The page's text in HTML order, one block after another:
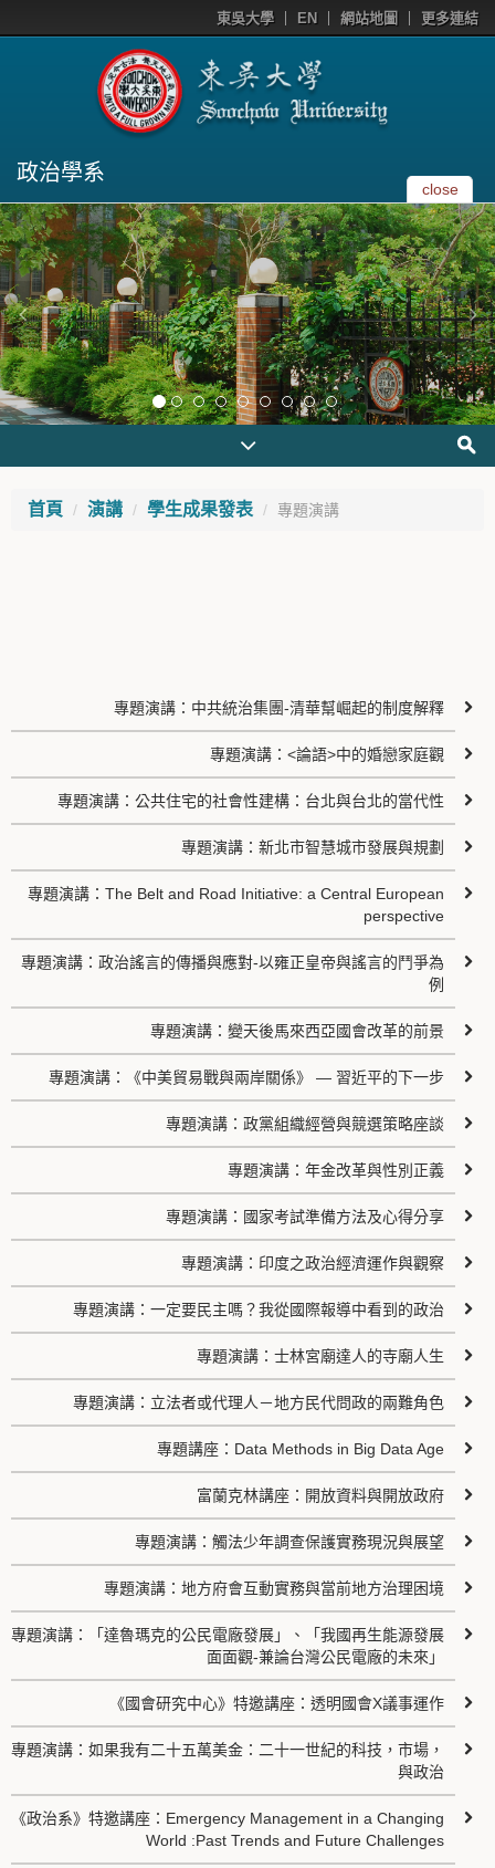
東吳大學 EN 網站地圖 更多連結
政治學系
close
首頁 演講 學生成果發表 專題演講
專題演講：中共統治集團-清華幫崛起的制度解釋
專題演講：<論語>中的婚戀家庭觀
專題演講：公共住宅的社會性建構：台北與台北的當代性
專題演講：新北市智慧城市發展與規劃
專題演講：The Belt and Road Initiative: a Central European
perspective
專題演講：政治謠言的傳播與應對-以雍正皇帝與謠言的鬥爭為
例
專題演講：變天後馬來西亞國會改革的前景
專題演講：《中美貿易戰與兩岸關係》 — 習近平的下一步
專題演講：政黨組織經營與競選策略座談
專題演講：年金改革與性別正義
專題演講：國家考試準備方法及心得分享
專題演講：印度之政治經濟運作與觀察
專題演講：一定要民主嗎？我從國際報導中看到的政治
專題演講：士林宮廟達人的寺廟人生
專題演講：立法者或代理人－地方民代問政的兩難角色
專題講座：Data Methods in Big Data Age
富蘭克林講座：開放資料與開放政府
專題演講：觸法少年調查保護實務現況與展望
專題演講：地方府會互動實務與當前地方治理困境
專題演講：「達魯瑪克的公民電廠發展」、「我國再生能源發展
面面觀-兼論台灣公民電廠的未來」
《國會研究中心》特邀講座：透明國會X議事運作
專題演講：如果我有二十五萬美金：二十一世紀的科技，市場，
與政治
《政治系》特邀講座：Emergency Management in a Changing
World :Past Trends and Future Challenges